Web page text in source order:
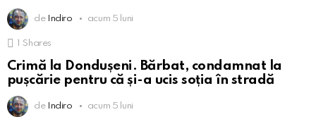
de Indiro acum 5 luni
1 Shares
Crimă la Dondușeni. Bărbat, condamnat la
pușcărie pentru că și-a ucis soția în stradă
de Indiro acum 5 luni